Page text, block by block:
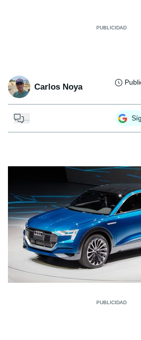
Carlos Noya
...